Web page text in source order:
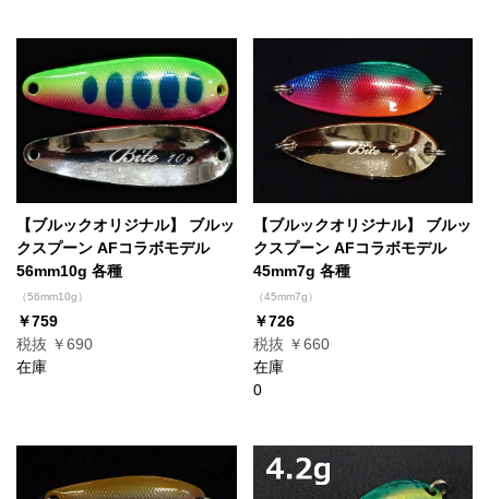
【ブルックオリジナル】 ブルッ
クスプーン AFコラボモデル
56mm10g 各種
（56mm10g）
￥759
税抜 ￥690
在庫
【ブルックオリジナル】 ブルッ
クスプーン AFコラボモデル
45mm7g 各種
（45mm7g）
￥726
税抜 ￥660
在庫
0